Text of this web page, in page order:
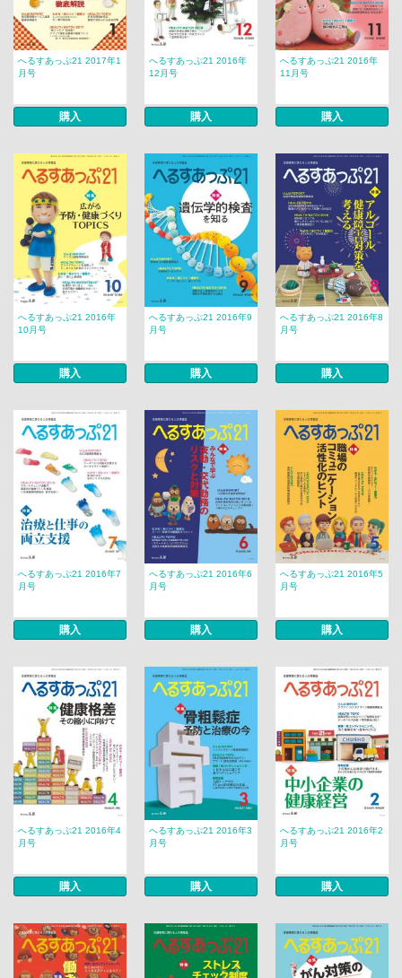
へるすあっぷ21 2017年1
月号
購入
へるすあっぷ21 2016年
12月号
購入
へるすあっぷ21 2016年
11月号
購入
へるすあっぷ21 2016年
10月号
購入
へるすあっぷ21 2016年9
月号
購入
へるすあっぷ21 2016年8
月号
購入
へるすあっぷ21 2016年7
月号
購入
へるすあっぷ21 2016年6
月号
購入
へるすあっぷ21 2016年5
月号
購入
へるすあっぷ21 2016年4
月号
購入
へるすあっぷ21 2016年3
月号
購入
へるすあっぷ21 2016年2
月号
購入